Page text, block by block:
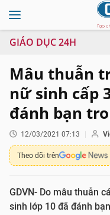
GIÁO DỤC 24H
Mâu thuẫn
nữ sinh cấp
đánh bạn
12/03/2021 07:13
Theo dõi trên
GDVN- Do mâu thuẫn
sinh lớp 10 đã đánh